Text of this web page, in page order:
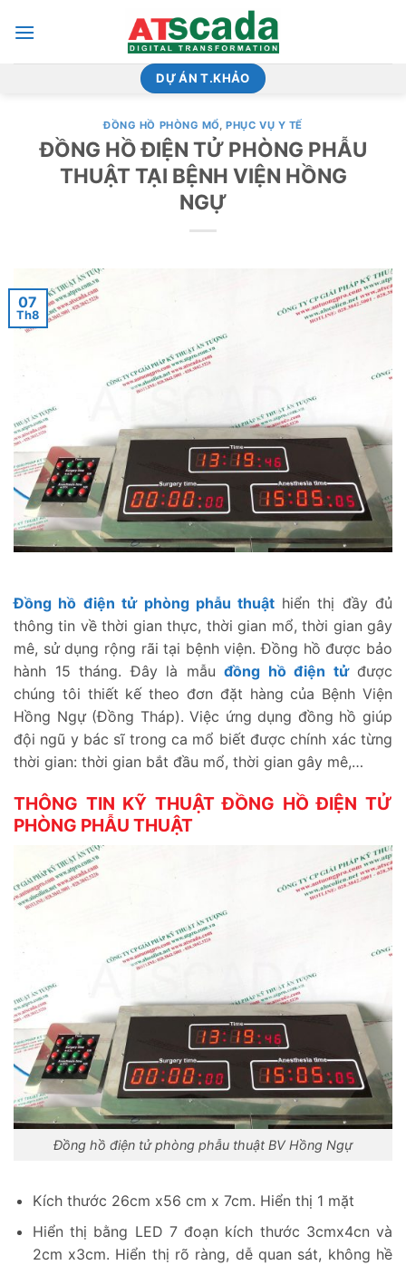
qua
DỰ ÁN T.KHẢO
ĐỒNG HỒ PHÒNG MỔ,PHỤC VỤ Y TẾ
ĐỒNG HỒ ĐIỆN TỬ PHÒNG PHẪU
THUẬT TẠI BỆNH VIỆN HỒNG
NGỰ
07
Th8
Đồng hồ điện tử phòng phẫu thuật hiển thị đầy đủ
thông tin về thời gian thực, thời gian mổ, thời gian gây
mê, sử dụng rộng rãi tại bệnh viện. Đồng hồ được bảo
hành 15 tháng. Đây là mẫu đồng hồ điện tửđược
chúng tôi thiết kế theo đơn đặt hàng của Bệnh Viện
Hồng Ngự (Đồng Tháp). Việc ứng dụng đồng hồ giúp
đội ngũ y bác sĩ trong ca mổ biết được chính xác từng
thời gian: thời gian bắt đầu mổ, thời gian gây mê,…
THÔNG TIN KỸ THUẬT ĐỒNG HỒ ĐIỆN TỬ
PHÒNG PHẪU THUẬT
Đồng hồ điện tử phòng phẫu thuật BV Hồng Ngự
Kích thước 26cm x56 cm x 7cm. Hiển thị 1 mặt
Hiển thị bằng LED 7 đoạn kích thước 3cmx4cn và
2cm x3cm. Hiển thị rõ ràng, dễ quan sát, không hề